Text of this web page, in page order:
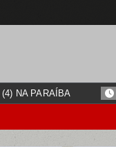
NA PARAÍBA